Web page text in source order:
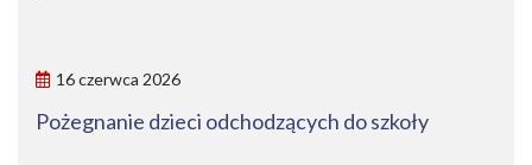
16 czerwca 2026
Pożegnanie dzieci odchodzących do szkoły